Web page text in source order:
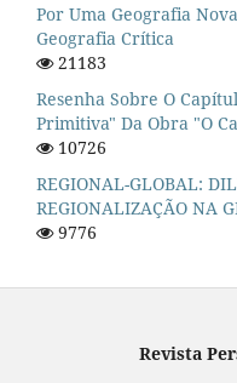
Por Uma Geografia
Geografia Crítica
21183
Resenha Sobre O
Primitiva" Da Obra "O
10726
REGIONAL-GLOBAL:
REGIONALIZAÇÃO NA
9776
Revista